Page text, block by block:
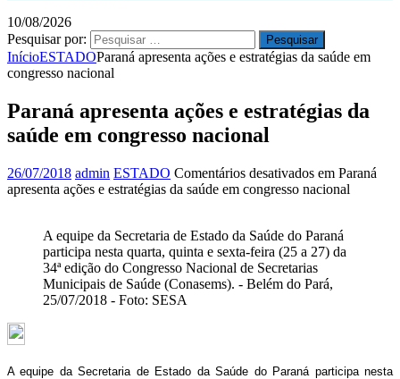
10/08/2026
Pesquisar por:
InícioESTADOParaná apresenta ações e estratégias da saúde em
congresso nacional
Paraná apresenta ações e estratégias da
saúde em congresso nacional
26/07/2018 admin ESTADO Comentários desativados em Paraná
apresenta ações e estratégias da saúde em congresso nacional
A equipe da Secretaria de Estado da Saúde do Paraná
participa nesta quarta, quinta e sexta-feira (25 a 27) da
34ª edição do Congresso Nacional de Secretarias
Municipais de Saúde (Conasems). - Belém do Pará,
25/07/2018 - Foto: SESA
A equipe da Secretaria de Estado da Saúde do Paraná participa nesta